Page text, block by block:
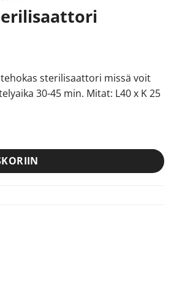
sterilisaattori missä voit
30-45 min. Mitat: L40 x K 25